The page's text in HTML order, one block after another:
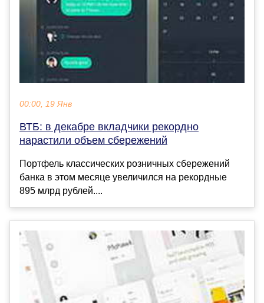
00:00, 19 Янв
ВТБ: в декабре вкладчики рекордно
нарастили объем сбережений
Портфель классических розничных сбережений
банка в этом месяце увеличился на рекордные
895 млрд рублей....